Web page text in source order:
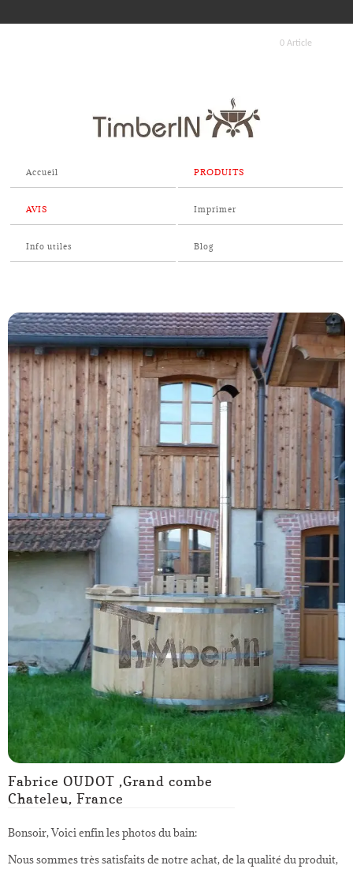
0 Article
Accueil PRODUITS
AVIS Imprimer
Info utiles Blog
Fabrice OUDOT ,Grand combe
Chateleu, France
Bonsoir, Voici enfin les photos du bain:
Nous sommes très satisfaits de notre achat, de la qualité du produit,